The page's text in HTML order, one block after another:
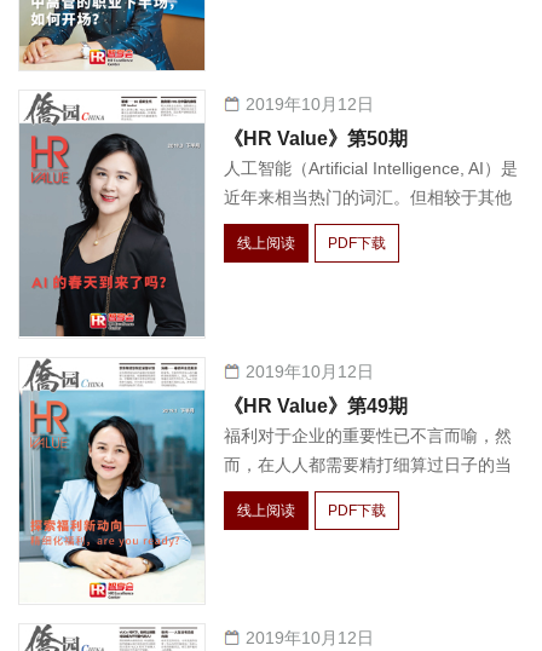
2019年10月12日
《HR Value》第50期
人工智能（Artificial Intelligence, AI）是
近年来相当热门的词汇。但相较于其他
领域，人力资源领域的AI应用仍相对初
期与浅显，本期专题我们将共同探索其
线上阅读 PDF下载
2019年10月12日
《HR Value》第49期
福利对于企业的重要性已不言而喻，然
而，在人人都需要精打细算过日子的当
下，如何设计并推行一个福利项目是每
个做福利的人都需要思考的问题。
线上阅读 PDF下载
2019年10月12日